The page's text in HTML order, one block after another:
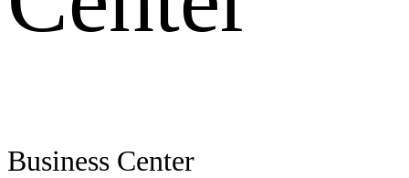
Business Center